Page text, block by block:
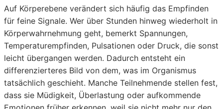
Auf Körperebene verändert sich häufig das Empfinden
für feine Signale. Wer über Stunden hinweg wiederholt in
Körperwahrnehmung geht, bemerkt Spannungen,
Temperaturempfinden, Pulsationen oder Druck, die sonst
leicht übergangen werden. Dadurch entsteht ein
differenzierteres Bild von dem, was im Organismus
tatsächlich geschieht. Manche Teilnehmende stellen fest,
dass sie Müdigkeit, Überlastung oder aufkommende